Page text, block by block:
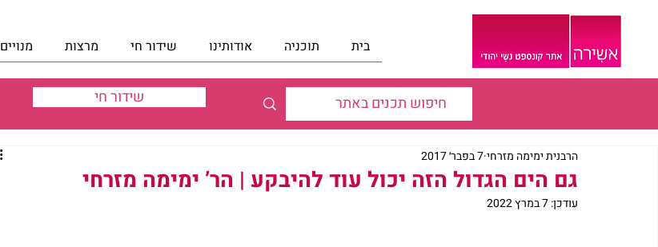
בית תוכניה אודותינו שידור חי מרצות מנויים
שידור חי
גם הים הגדול הזה יכול עוד להיבקע | הר’ ימימה מזרחי
הרבנית ימימה מזרחי7 בפבר׳ 2017
עודכן:7 במרץ 2022